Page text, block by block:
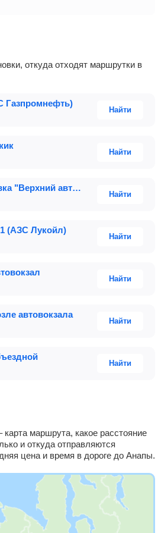
Газпромнефть)
Найти
Найти
Найти
автовокзала
Найти
Автобусная остановка "Верхний автовокзал", напротив автовокзала
Найти
Найти
(АЗС Лукойл)
Найти
маршрута, какое расстояние
и откуда отправляются
цена и время в дороге до Анапы.